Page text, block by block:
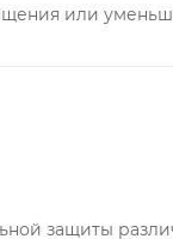
или
защиты